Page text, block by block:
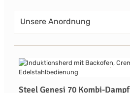
Steel Genesi 70 Kombi-Dampf